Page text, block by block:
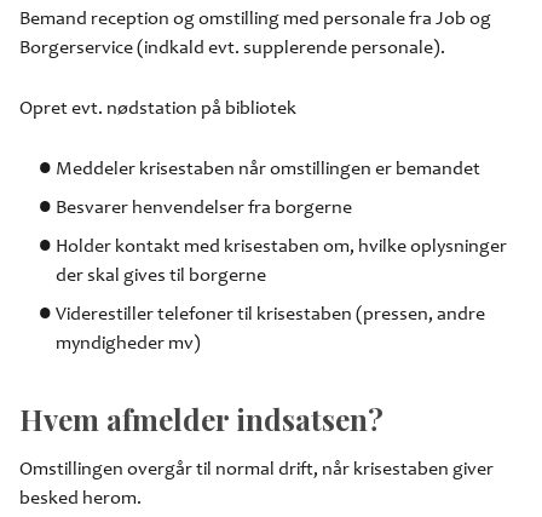
Bemand reception og omstilling med personale fra Job og
Borgerservice (indkald evt. supplerende personale).
Opret evt. nødstation på bibliotek
Meddeler krisestaben når omstillingen er bemandet
Besvarer henvendelser fra borgerne
Holder kontakt med krisestaben om, hvilke oplysninger
der skal gives til borgerne
Viderestiller telefoner til krisestaben (pressen, andre
myndigheder mv)
Hvem afmelder indsatsen?
Omstillingen overgår til normal drift, når krisestaben giver
besked herom.